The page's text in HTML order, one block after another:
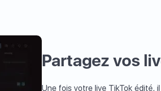
Partagez vos
Une fois votre live TikTok édité,